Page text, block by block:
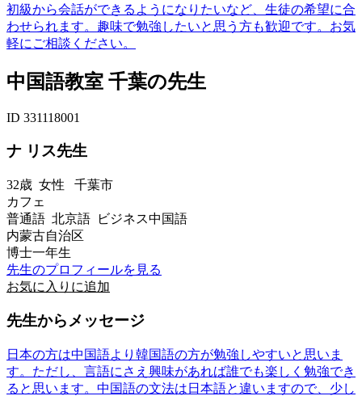
初級から会話ができるようになりたいなど、生徒の希望に合
わせられます。趣味で勉強したいと思う方も歓迎です。お気
軽にご相談ください。
中国語教室 千葉の先生
ID 331118001
ナ リス先生
32歳 女性 千葉市
カフェ
普通語 北京語 ビジネス中国語
内蒙古自治区
博士一年生
先生のプロフィールを見る
お気に入りに追加
先生からメッセージ
日本の方は中国語より韓国語の方が勉強しやすいと思いま
す。ただし、言語にさえ興味があれば誰でも楽しく勉強でき
ると思います。中国語の文法は日本語と違いますので、少し